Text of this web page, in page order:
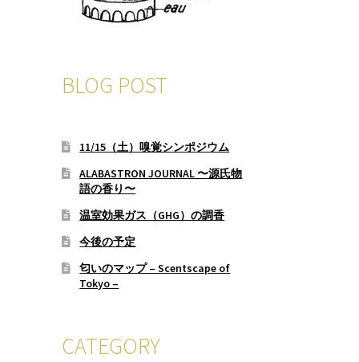
BLOG POST
11/15（土）嗅覚シンポジウム
ALABASTRON JOURNAL 〜源氏物
語の香り〜
温室効果ガス（GHG）の調香
今後の予定
匂いのマップ – Scentscape of
Tokyo –
CATEGORY